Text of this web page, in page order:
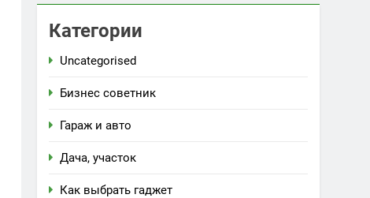
Категории
Uncategorised
Бизнес советник
Гараж и авто
Дача, участок
Как выбрать гаджет